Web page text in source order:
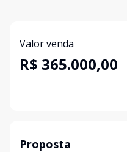
Valor venda
R$ 365.000,00
Proposta